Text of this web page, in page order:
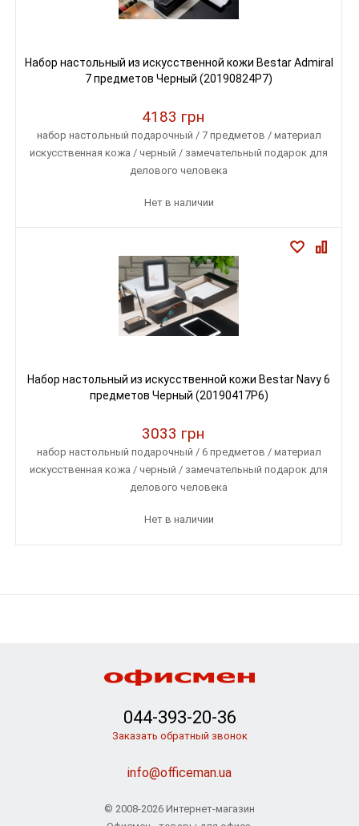
Набор настольный из искусственной кожи Bestar Admiral
7 предметов Черный (20190824P7)
4183 грн
набор настольный подарочный / 7 предметов / материал
искусственная кожа / черный / замечательный подарок для
делового человека
Нет в наличии
Набор настольный из искусственной кожи Bestar Navy 6
предметов Черный (20190417P6)
3033 грн
набор настольный подарочный / 6 предметов / материал
искусственная кожа / черный / замечательный подарок для
делового человека
Нет в наличии
044-393-20-36
Заказать обратный звонок
info@officeman.ua
© 2008-2026 Интернет-магазин